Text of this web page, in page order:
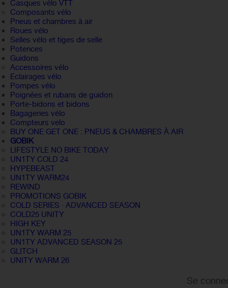
Casques vélo VTT
Composants vélo
Pneus et chambres à air
Roues vélo
Selles vélo et tiges de selle
Potences
Guidons
Accessoires vélo
Eclairages vélo
Pompes vélo
Poignées et rubans de guidon
Porte-bidons et bidons
Bagageries vélo
Compteurs velo
BUY ONE GET ONE : PNEUS & CHAMBRES À AIR
GOBIK
LIFESTYLE NO BIKE TODAY
UN1TY COLD 24
HYPEBEAST
UN1TY WARM24
REWIND
PROMOTIONS GOBIK
COLD SERIES · ADVANCED SEASON
COLD25 UNITY
HIGH KEY
UN1TY WARM 25
UN1TY ADVANCED SEASON 25
GLITCH
UNITY WARM 26
Se